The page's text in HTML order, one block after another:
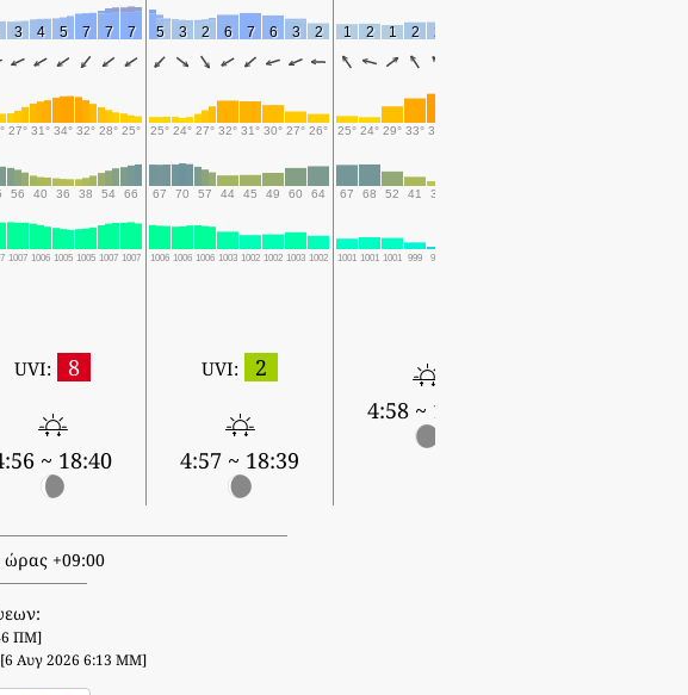
3 4 5 7 7 7 5 3 2 6 7 6 3 2 1 2 1 2 2
27° 31° 34° 32° 28° 25° 25° 24° 27° 32° 31° 30° 27° 26° 25° 24° 29° 33° 35°
56 40 36 38 54 66 67 70 57 44 45 49 60 64 67 68 52 41 31
1007 1006 1005 1005 1007 1007 1006 1006 1006 1003 1002 1002 1003 1002 1001 1001 1001 999 997
UVI: 8
~ 18:40
UVI: 2
4:57 ~ 18:39
4:58 ~ 18:38
ώρας +09:00
ΠΜ]
[6 Αυγ 2026 6:13 ΜΜ]